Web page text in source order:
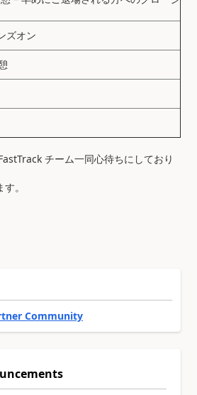
ズオン
チーム一同心待ちにしており
。
Community